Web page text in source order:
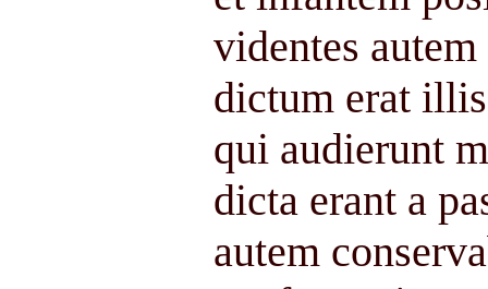
videntes
dictum erat
qui audierunt
dicta erant a
autem